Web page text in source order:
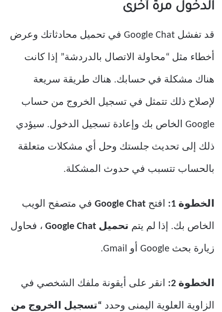
الدخول مرة أخرى
قد تفشل Google Chat في تحميل محادثاتك وعرض
أخطاء مثل “محاولة الاتصال بالدردشة” إذا كانت
هناك مشكلة في حسابك. هناك طريقة سريعة
لإصلاح ذلك تتمثل في تسجيل الخروج من حساب
Google الخاص بك وإعادة تسجيل الدخول. سيؤدي
ذلك إلى تحديث جلستك وحل أي مشكلات متعلقة
بالحساب تتسبب في حدوث المشكلة.
الخطوة 1: افتح Google Chat في متصفح الويب
الخاص بك. إذا لم يتم تحميل Google Chat ، فحاول
زيارة بحث Google أو Gmail.
الخطوة 2: انقر على أيقونة ملفك الشخصي في
الزاوية العلوية اليمنى وحدد “تسجيل الخروج من